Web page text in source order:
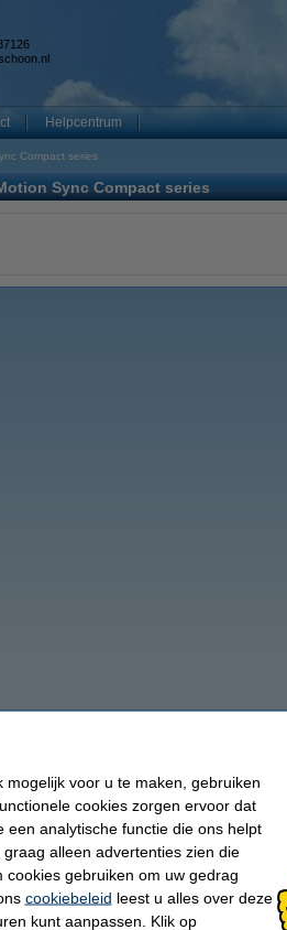
Helpcentrum
Compact series
Sync Compact series
voor u te maken, gebruiken
cookies zorgen ervoor dat
analytische functie die ons helpt
alleen advertenties zien die
gebruiken om uw gedrag
cookiebeleid leest u alles over deze
kunt aanpassen. Klik op